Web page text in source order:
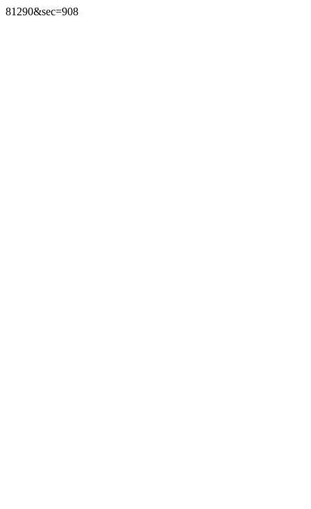
81290&sec=908